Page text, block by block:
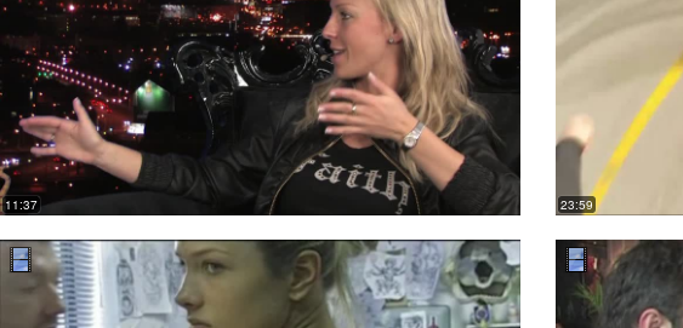
11:37 23:59